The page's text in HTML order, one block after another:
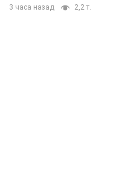
3 часа назад 2,2 т.